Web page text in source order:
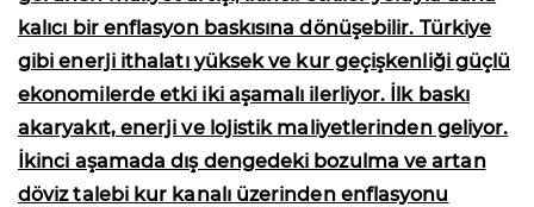
kalıcı bir enflasyon baskısına dönüşebilir. Türkiye
gibi enerji ithalatı yüksek ve kur geçişkenliği güçlü
ekonomilerde etki iki aşamalı ilerliyor. İlk baskı
akaryakıt, enerji ve lojistik maliyetlerinden geliyor.
İkinci aşamada dış dengedeki bozulma ve artan
döviz talebi kur kanalı üzerinden enflasyonu